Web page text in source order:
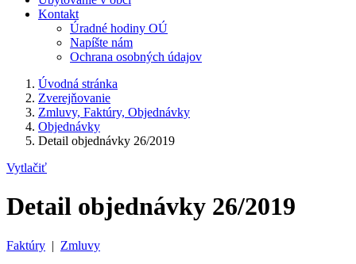
Kontakt
Úradné hodiny OÚ
Napíšte nám
Ochrana osobných údajov
Úvodná stránka
Zverejňovanie
Zmluvy, Faktúry, Objednávky
Objednávky
Detail objednávky 26/2019
Vytlačiť
Detail objednávky 26/2019
Faktúry | Zmluvy